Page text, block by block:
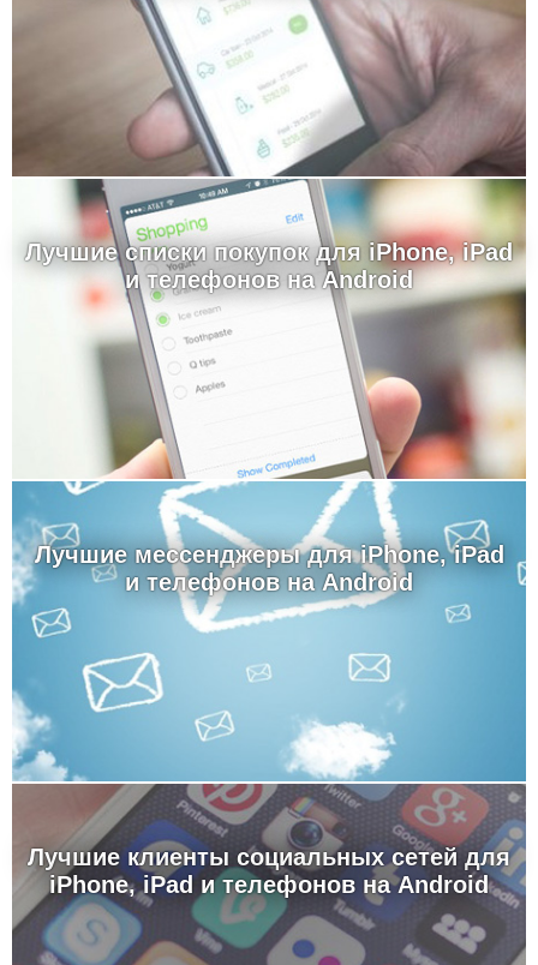
Лучшие cписки покупок для iPhone, iPad
и телефонов на Android
Лучшие мессенджеры для iPhone, iPad
и телефонов на Android
Лучшие клиенты социальных сетей для
iPhone, iPad и телефонов на Android